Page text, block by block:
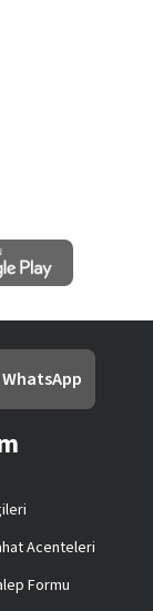
WhatsApp
Acenteleri
Formu